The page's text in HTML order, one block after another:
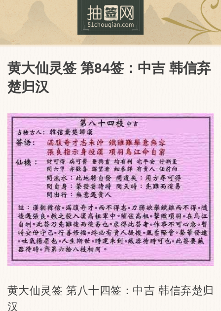
抽签网
黄大仙灵签 第84签：中吉 韩信弃
楚归汉
黄大仙灵签 第八十四签：中吉 韩信弃楚归
汉